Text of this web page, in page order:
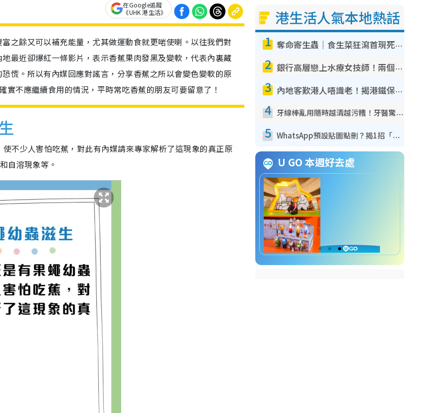
在Google追蹤
《UHK 港生活》
之餘又可以補充能量，尤其做運動食就更啱使喇。以往我們對
最近卻爆紅一條影片，表示香蕉果肉發黑及變軟，代表內裏藏
慌。所以有內媒回應對謠言，分享香蕉之所以會變色變軟的原
不應繼續食用的情況，平時常吃香蕉的朋友可要留意了！
不少人害怕吃蕉，對此有內媒請來專家解析了這現象的真正原
自溶現象等。
港生活人氣本地熱話
1 奪命寄生蟲｜食生菜狂瀉首現死者！疫潮惡化錄1.8萬宗病例 揭洗菜3大謬誤
2 銀行高層戀上水療女技師！兩個月借128萬驚覺「沉船」沉落火海 揭背後疑似邪教操控賣淫
3 內地客歎港人唔識老！揭港鐵保鮮級冷氣 港人求放過：咪投訴
4 牙線棒亂用隨時越清越污糟！牙醫驚揭盲目過戶細菌恐致蛀牙：呢種先係日常真保養
5 WhatsApp預設貼圖點刪？揭1招「反向操作」還原簡潔介面 附3步實測教學
U GO 本週好去處